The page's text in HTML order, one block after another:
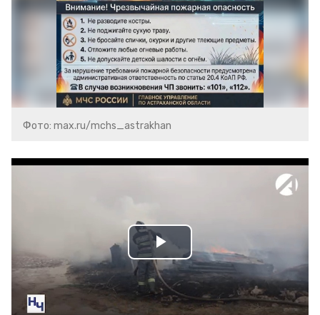
Фото: max.ru/mchs_astrakhan
Play
Video